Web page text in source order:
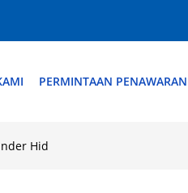
PERMINTAAN PENAWARAN
Hid